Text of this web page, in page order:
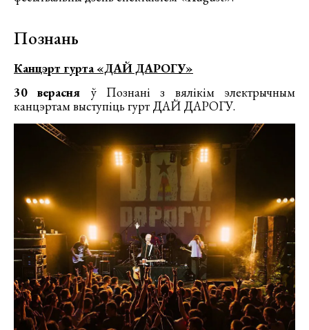
Познань
Канцэрт гурта «ДАЙ ДАРОГУ»
30 верасня ў Познані з вялікім электрычным
канцэртам выступіць гурт ДАЙ ДАРОГУ.